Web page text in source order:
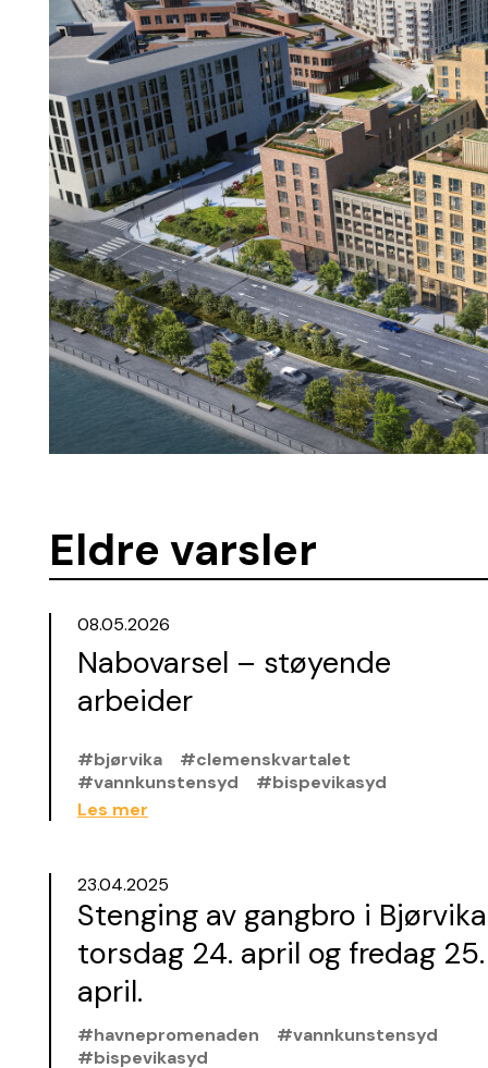
Eldre varsler
08.05.2026
Nabovarsel – støyende
arbeider
Les mer
#bjørvika
#clemenskvartalet
#vannkunstensyd
#bispevikasyd
23.04.2025
Stenging av gangbro i Bjørvika
torsdag 24. april og fredag 25.
april.
#havnepromenaden
#vannkunstensyd
#bispevikasyd